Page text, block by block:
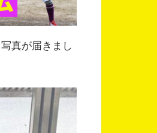
真が届きまし